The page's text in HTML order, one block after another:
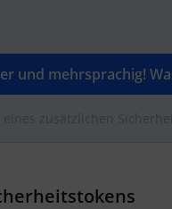
und mehrsprachig!